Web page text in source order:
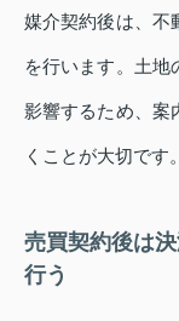
媒介契約後は、不
を行います。土地
影響するため、案
くことが大切です。
売買契約後は
行う